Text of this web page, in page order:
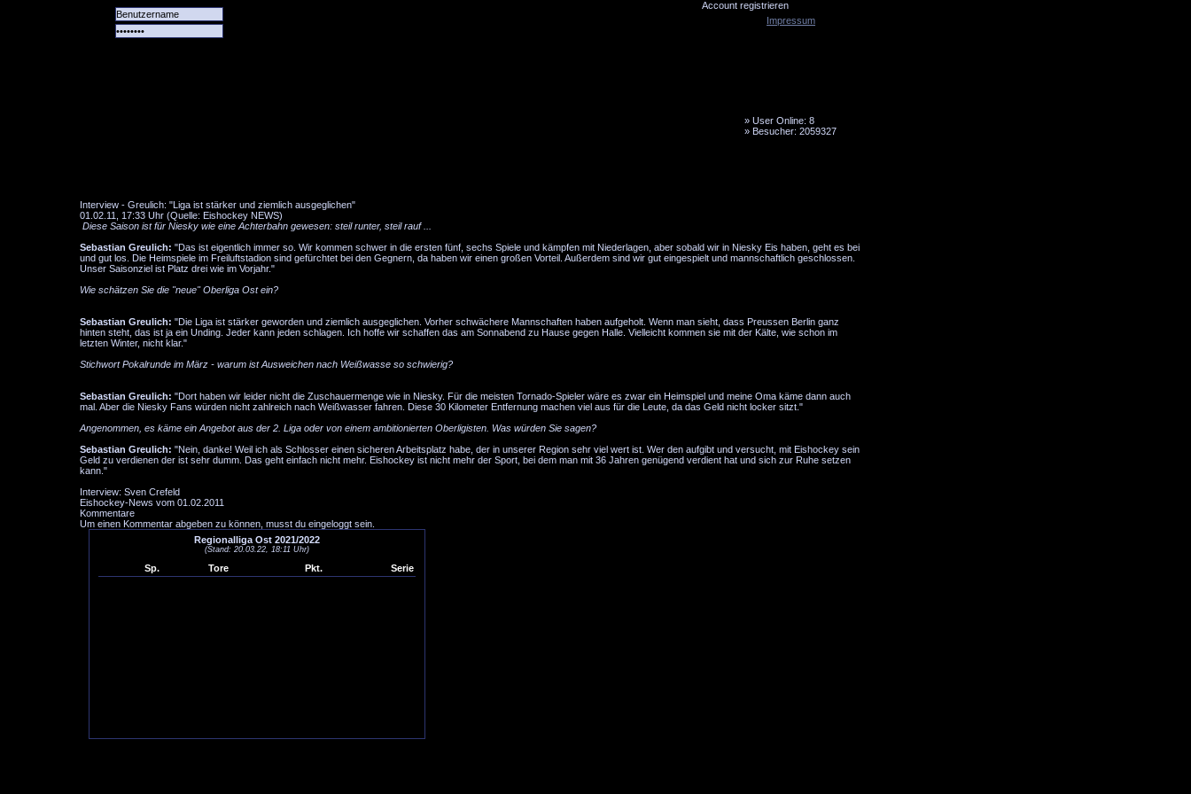
Account registrieren
» User Online: 8
» Besucher: 2059327
Interview - Greulich: "Liga ist stärker und ziemlich ausgeglichen"
01.02.11, 17:33 Uhr (Quelle: Eishockey NEWS)
Diese Saison ist für Niesky wie eine Achterbahn gewesen: steil runter, steil rauf ...
Sebastian Greulich: "Das ist eigentlich immer so. Wir kommen schwer in die ersten fünf, sechs Spiele und kämpfen mit Niederlagen, aber sobald wir in Niesky Eis haben, geht es bei
und gut los. Die Heimspiele im Freiluftstadion sind gefürchtet bei den Gegnern, da haben wir einen großen Vorteil. Außerdem sind wir gut eingespielt und mannschaftlich geschlossen.
Unser Saisonziel ist Platz drei wie im Vorjahr."
Wie schätzen Sie die "neue" Oberliga Ost ein?
Sebastian Greulich: "Die Liga ist stärker geworden und ziemlich ausgeglichen. Vorher schwächere Mannschaften haben aufgeholt. Wenn man sieht, dass Preussen Berlin ganz
hinten steht, das ist ja ein Unding. Jeder kann jeden schlagen. Ich hoffe wir schaffen das am Sonnabend zu Hause gegen Halle. Vielleicht kommen sie mit der Kälte, wie schon im
letzten Winter, nicht klar."
Stichwort Pokalrunde im März - warum ist Ausweichen nach Weißwasse so schwierig?
Sebastian Greulich: "Dort haben wir leider nicht die Zuschauermenge wie in Niesky. Für die meisten Tornado-Spieler wäre es zwar ein Heimspiel und meine Oma käme dann auch
mal. Aber die Niesky Fans würden nicht zahlreich nach Weißwasser fahren. Diese 30 Kilometer Entfernung machen viel aus für die Leute, da das Geld nicht locker sitzt."
Angenommen, es käme ein Angebot aus der 2. Liga oder von einem ambitionierten Oberligisten. Was würden Sie sagen?
Sebastian Greulich: "Nein, danke! Weil ich als Schlosser einen sicheren Arbeitsplatz habe, der in unserer Region sehr viel wert ist. Wer den aufgibt und versucht, mit Eishockey sein
Geld zu verdienen der ist sehr dumm. Das geht einfach nicht mehr. Eishockey ist nicht mehr der Sport, bei dem man mit 36 Jahren genügend verdient hat und sich zur Ruhe setzen
kann."
Interview: Sven Crefeld
Eishockey-News vom 01.02.2011
Kommentare
Um einen Kommentar abgeben zu können, musst du eingeloggt sein.
Regionalliga Ost 2021/2022
(Stand: 20.03.22, 18:11 Uhr)
Sp. Tore Pkt. Serie
Impressum